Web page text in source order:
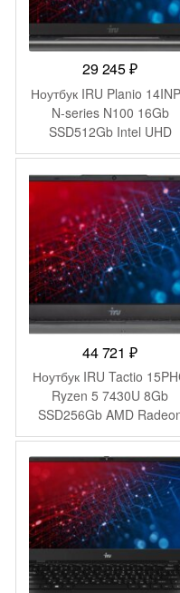
29 245₽
Ноутбук IRU Planio
N-series N100 16Gb
SSD512Gb Intel UHD
Graphics 14″ IPS FHD
Pro grey WiFi BT Cam
5000mAh (2078485)
44 721₽
Ноутбук IRU Tactio
Ryzen 5 7430U 8Gb
SSD256Gb AMD
Graphics 15.6″ IPS FHD
(1920×1080) Windows
Pro Multi Language
WiFi BT Cam 4350mAh
(2045999)